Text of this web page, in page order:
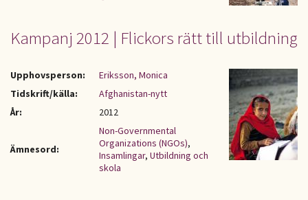
Kampanj 2012 | Flickors rätt till utbildning
Upphovsperson:
Eriksson, Monica
Tidskrift/källa:
Afghanistan-nytt
År:
2012
Ämnesord:
Non-Governmental
Organizations (NGOs),
Insamlingar, Utbildning och
skola